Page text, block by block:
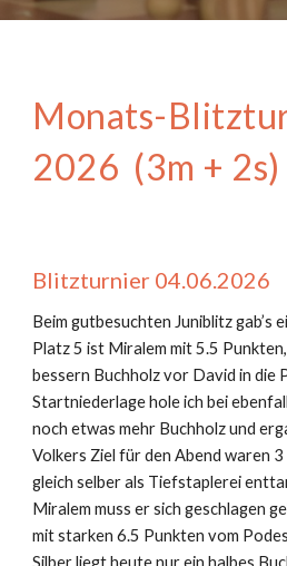
Monats-
2026 (3m +
Blitzturnier 04.06.2026
Beim gutbesuchten Juniblitz gab’s
Platz 5 ist Miralem mit 5.5
bessern Buchholz vor David in die
Startniederlage hole ich bei
noch etwas mehr Buchholz und
Volkers Ziel für den Abend waren
gleich selber als Tiefstaplerei
Miralem muss er sich geschlagen
mit starken 6.5 Punkten vom
Silber liegt heute nur ein halbes